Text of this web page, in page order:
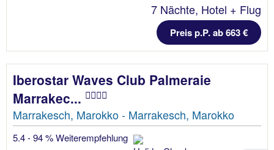
7 Nächte, Hotel + Flug
Preis p.P. ab 663 €
Iberostar Waves Club Palmeraie
Marrakec...
Marrakesch, Marokko - Marrakesch, Marokko
5.4 - 94 % Weiterempfehlung